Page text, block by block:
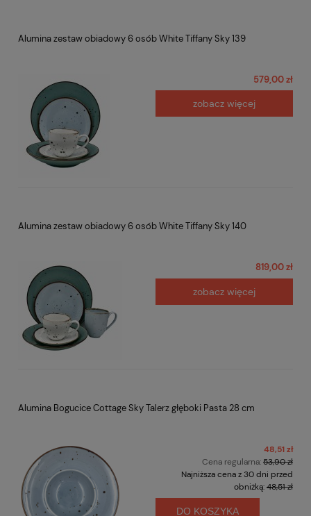
Alumina zestaw obiadowy 6 osób White Tiffany Sky 139
579,00 zł
zobacz więcej
Alumina zestaw obiadowy 6 osób White Tiffany Sky 140
819,00 zł
zobacz więcej
Alumina Bogucice Cottage Sky Talerz głęboki Pasta 28 cm
48,51 zł
Cena regularna:53,90 zł
Najniższa cena z 30 dni przed
obniżką:48,51 zł
DO KOSZYKA